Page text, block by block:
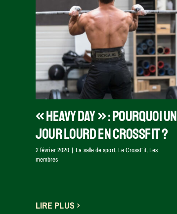
« Heavy day » : pourquoi un
jour lourd en CrossFit ?
2 février 2020 | La salle de sport,Le CrossFit,Les
membres
LIRE PLUS
Démenti sur les blessures
en CrossFit : victoire
contre la NSCA
Le CrossFit